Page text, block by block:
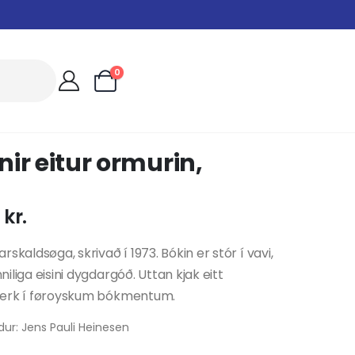
0
eitur ormurin,
kr.
skrivað í 1973. Bókin er stór í vavi,
eisini dygdargóð. Uttan kjak eitt
í føroyskum bókmentum.
Jens Pauli Heinesen